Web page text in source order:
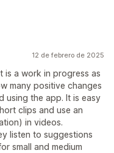
12 de febrero de 2025
is a work in progress as
many positive changes
using the app. It is easy
clips and use an
in videos.
listen to suggestions
small and medium